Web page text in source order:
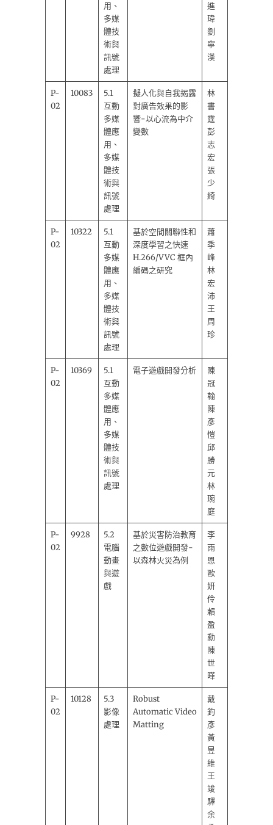
用、
多媒
體技
術與
訊號
處理
進
瑋
劉
寧
漢
P-
02
10083
5.1
互動
多媒
體應
用、
多媒
體技
術與
訊號
處理
擬人化與自我揭露
對廣告效果的影
響-以心流為中介
變數
林
書
霆
彭
志
宏
張
少
綺
P-
02
10322
5.1
互動
多媒
體應
用、
多媒
體技
術與
訊號
處理
基於空間關聯性和
深度學習之快速
H.266/VVC 框內
編碼之研究
蕭
季
峰
林
宏
沛
王
周
珍
P-
02
10369
5.1
互動
多媒
體應
用、
多媒
體技
術與
訊號
處理
電子遊戲開發分析
陳
冠
翰
陳
彥
愷
邱
勝
元
林
琬
庭
P-
02
9928
5.2
電腦
動畫
與遊
戲
基於災害防治教育
之數位遊戲開發-
以森林火災為例
李
雨
恩
歐
妍
伶
賴
盈
勳
陳
世
曄
P-
02
10128
5.3
影像
處理
Robust
Automatic Video
Matting
戴
鈞
彥
黃
昱
維
王
竣
驛
余